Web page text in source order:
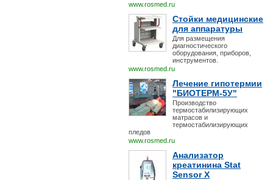
www.rosmed.ru
Стойки медицинские
для аппаратуры
Для размещения
диагностического
оборудования, приборов,
инструментов.
www.rosmed.ru
Лечение гипотермии
"БИОТЕРМ-5У"
Производство
термостабилизирующих
матрасов и
термостабилизирующих
пледов
www.rosmed.ru
Анализатор
креатинина Stat
Sensor X